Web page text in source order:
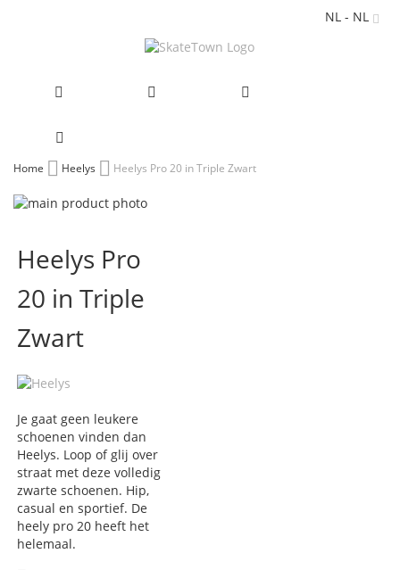
NL - NL
Ga
de
Home Heelys Heelys Pro 20 in Triple Zwart
Ga
einde
van
de
afbeeldingen-
gallerij
het
begin
van
de
afbeeldingen-
gallerij
Heelys Pro
20 in Triple
Zwart
Je gaat geen leukere
schoenen vinden dan
Heelys. Loop of glij over
straat met deze volledig
zwarte schoenen. Hip,
casual en sportief. De
heely pro 20 heeft het
helemaal.